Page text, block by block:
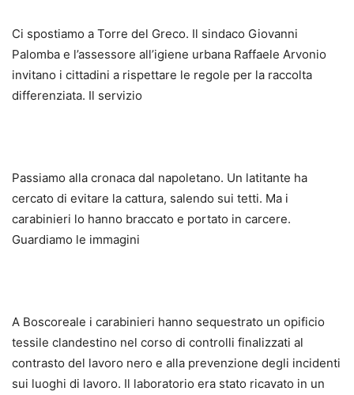
Ci spostiamo a Torre del Greco. Il sindaco Giovanni
Palomba e l’assessore all’igiene urbana Raffaele Arvonio
invitano i cittadini a rispettare le regole per la raccolta
differenziata. Il servizio
Passiamo alla cronaca dal napoletano. Un latitante ha
cercato di evitare la cattura, salendo sui tetti. Ma i
carabinieri lo hanno braccato e portato in carcere.
Guardiamo le immagini
A Boscoreale i carabinieri hanno sequestrato un opificio
tessile clandestino nel corso di controlli finalizzati al
contrasto del lavoro nero e alla prevenzione degli incidenti
sui luoghi di lavoro. Il laboratorio era stato ricavato in un